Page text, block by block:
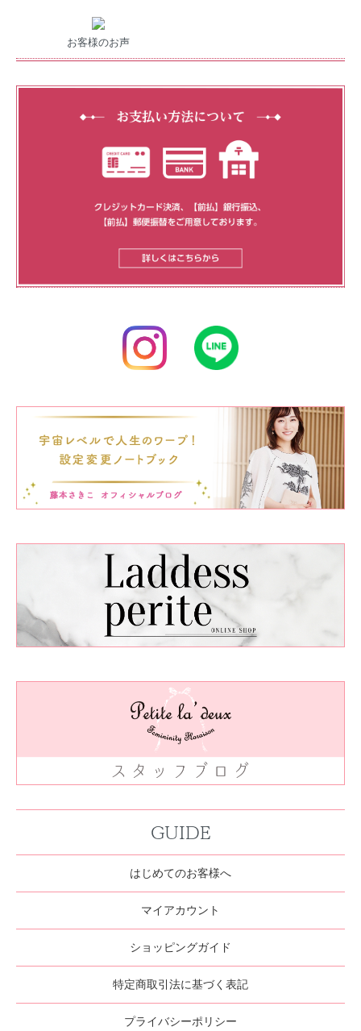
お客様のお声
GUIDE
はじめてのお客様へ
マイアカウント
ショッピングガイド
特定商取引法に基づく表記
プライバシーポリシー